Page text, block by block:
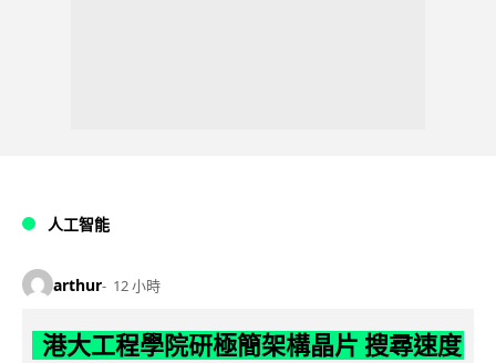
人工智能
arthur 12 小時
港大工程學院研極簡架構晶片 搜尋速度